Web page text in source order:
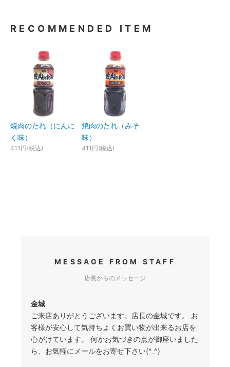
RECOMMENDED ITEM
焼肉のたれ（にんに
く味）
411円(税込)
焼肉のたれ（みそ
味）
411円(税込)
MESSAGE FROM STAFF
店長からのメッセージ
金城
ご来店ありがとうございます。店長の金城です。 お
客様が安心して気持ちよくお買い物が出来るお店を
心がけています。 何かお気づきの点が御座いました
ら、お気軽にメールをお寄せ下さい(^_^)